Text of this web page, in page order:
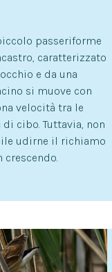
passeriforme
caratterizzato
e da una
si muove con
velocità tra le
cibo. Tuttavia, non
udirne il richiamo